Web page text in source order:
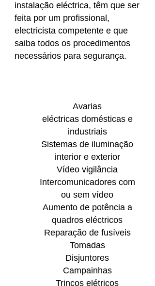
instalação eléctrica, têm que ser
feita por um profissional,
electricista competente e que
saiba todos os procedimentos
necessários para segurança.
Avarias
eléctricas domésticas e
industriais
Sistemas de iluminação
interior e exterior
Vídeo vigilância
Intercomunicadores com
ou sem vídeo
Aumento de potência a
quadros eléctricos
Reparação de fusíveis
Tomadas
Disjuntores
Campainhas
Trincos elétricos